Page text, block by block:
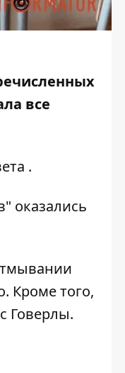
все
.
оказались
. Кроме того,
Говерлы.